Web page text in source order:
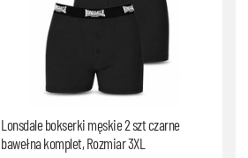
Lonsdale bokserki męskie 2 szt czarne
bawełna komplet, Rozmiar 3XL